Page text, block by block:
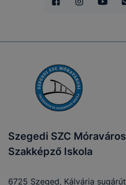
Szegedi SZC
Szakképző Iskola
6725 Szeged, Kálvária